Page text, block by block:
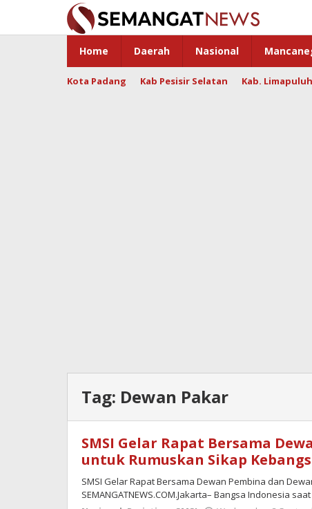
content
Home Daerah Nasional
Kota Padang Kab Pesisir Selatan Kab.
Tag: Dewan Pakar
SMSI Gelar Rapat Bersama
untuk Rumuskan Sikap
SMSI Gelar Rapat Bersama Dewan Pembina dan
SEMANGATNEWS.COM.Jakarta– Bangsa Indonesia